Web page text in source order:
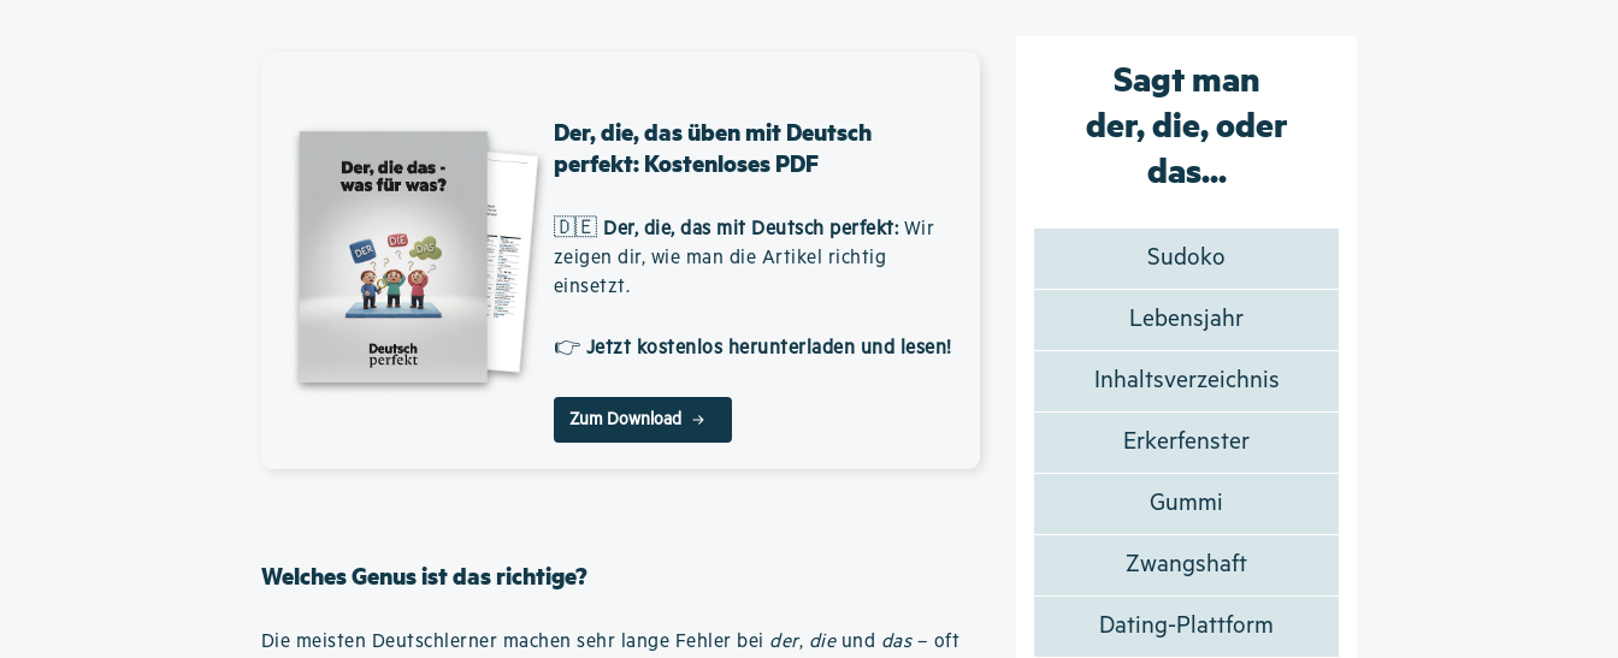
Der, die, das üben mit Deutsch
perfekt: Kostenloses PDF
🇩🇪 Der, die, das mit Deutsch perfekt: Wir
zeigen dir, wie man die Artikel richtig
einsetzt.
👉 Jetzt kostenlos herunterladen und lesen!
Zum Download
Welches Genus ist das richtige?
Die meisten Deutschlerner machen sehr lange Fehler bei der, dieund das– oft
Sagt man
der, die, oder
das...
Sudoko
Lebensjahr
Inhaltsverzeichnis
Erkerfenster
Gummi
Zwangshaft
Dating-Plattform